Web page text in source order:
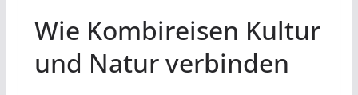
Wie Kombireisen Kultur
und Natur verbinden